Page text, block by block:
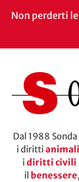
Non perderti
Dal 1988
i dirittianimali
idiritti civili
il benessere